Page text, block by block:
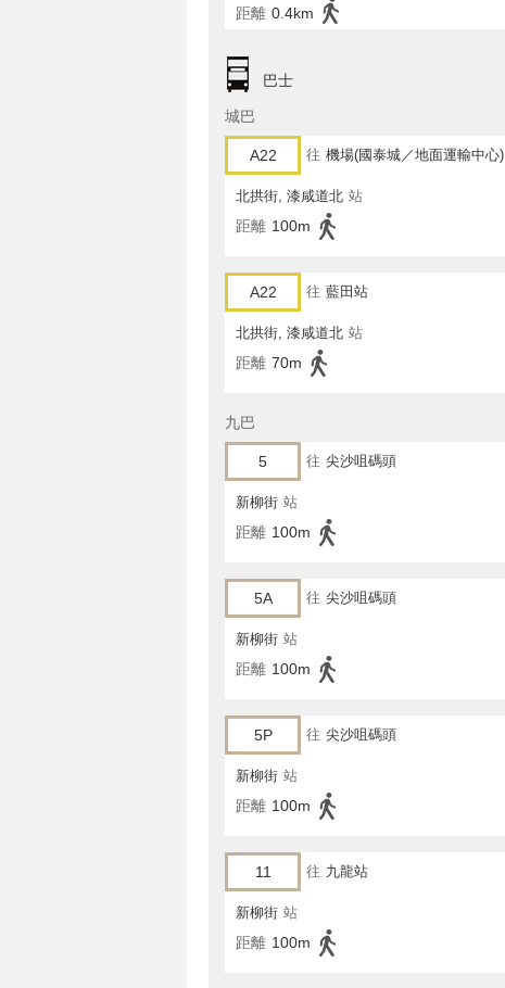
距離 0.4km
巴士
城巴
A22 往 機場(國泰城／地面運輸中心)
北拱街, 漆咸道北 站
距離 100m
A22 往 藍田站
北拱街, 漆咸道北 站
距離 70m
九巴
5 往 尖沙咀碼頭
新柳街 站
距離 100m
5A 往 尖沙咀碼頭
新柳街 站
距離 100m
5P 往 尖沙咀碼頭
新柳街 站
距離 100m
11 往 九龍站
新柳街 站
距離 100m